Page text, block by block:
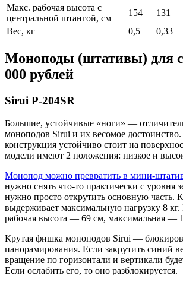
Макс. рабочая высота с
центральной штангой, см
154 131
Вес, кг
0,5 0,33
Моноподы (штативы) для
000 рублей
Sirui P-204SR
Большие, устойчивые «ноги» —
моноподов Sirui и их весомое
конструкция устойчиво стоит на
модели имеют 2 положения: низкое и
Монопод можно превратить в мини-
нужно снять что-то практически с уровня
нужно просто открутить основную часть.
выдерживает максимальную нагрузку 8
рабочая высота — 69 см, максимальная —
Крутая фишка моноподов Sirui —
панорамирования. Если закрутить синий
вращение по горизонтали и вертикали
Если ослабить его, то оно разблокируется.